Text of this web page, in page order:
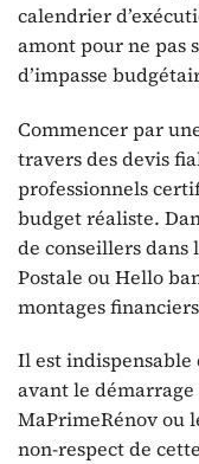
calendrier
amont pour ne pas
d’impasse
Commencer par
travers des devis
professionnels
budget réaliste.
de conseillers dans
Postale ou Hello
montages
Il est indispensable
avant le
MaPrimeRénov ou
non-respect de